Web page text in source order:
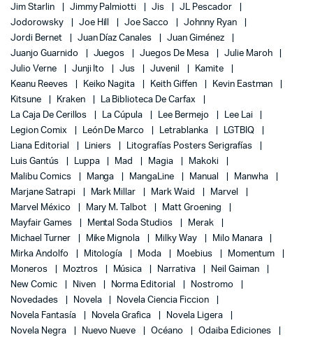
Jim Starlin
Jimmy Palmiotti Jis
JL Pescador
Jodorowsky
Joe Hill Joe Sacco
Johnny Ryan
Jordi Bernet
Juan Díaz Canales
Juan Giménez
Juanjo Guarnido
Juegos Juegos De Mesa
Julie Maroh
Julio Verne
Junji Ito Jus Juvenil
Kamite
Keanu Reeves
Keiko Nagita Keith Giffen
Kevin Eastman
Kitsune
Kraken
La Biblioteca De Carfax
La Caja De Cerillos
La Cúpula Lee Bermejo
Lee Lai
Legion Comix
León De Marco Letrablanka
LGTBIQ
Liana Editorial
Liniers
Litografías Posters Serigrafías
Luis Gantús
Luppa Mad Magia
Makoki
Malibu Comics
Manga MangaLine Manual
Manwha
Marjane Satrapi
Mark Millar Mark Waid
Marvel
Marvel México
Mary M. Talbot
Matt Groening
Mayfair Games
Mental Soda Studios
Merak
Michael Turner
Mike Mignola Milky Way
Milo Manara
Mirka Andolfo
Mitología Moda Moebius
Momentum
Moneros
Moztros Música Narrativa
Neil Gaiman
New Comic
Niven Norma Editorial
Nostromo
Novedades
Novela
Novela Ciencia Ficcion
Novela Fantasía
Novela Grafica
Novela Ligera
Novela Negra
Nuevo Nueve Océano
Odaiba Ediciones